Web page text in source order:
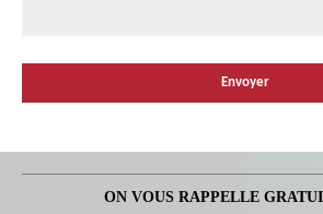
ON VOUS RAPPELLE